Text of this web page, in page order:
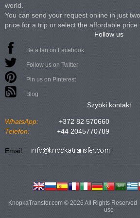
world.
You can send your request online in just
price for a trip or select the affordable price
Follow us
Be a fan on Facebook
Follow us on Twitter
Pin us on Pinterest
Blog
Szybki kontakt
WhatsApp:
+372 82 570660
Telefon:
+44 2045770789
Email:
KnopkaTransfer.com © 2026 All Rights Reserved
use